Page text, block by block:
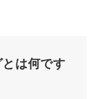
は何です